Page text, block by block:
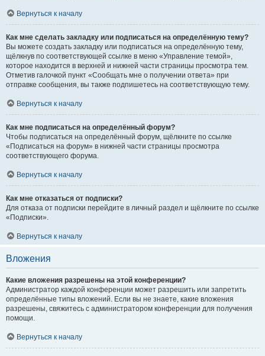
Вернуться к началу
Как мне сделать закладку или подписаться на определённую тему?
Вы можете создать закладку или подписаться на определённую тему,
щёлкнув по соответствующей ссылке в меню «Управление темой»,
которое находится в верхней и нижней части страницы просмотра тем.
Отметив галочкой пункт «Сообщать мне о получении ответа» при
отправке сообщения, вы также подпишетесь на соответствующую тему.
Вернуться к началу
Как мне подписаться на определённый форум?
Чтобы подписаться на определённый форум, щёлкните по ссылке
«Подписаться на форум» в нижней части страницы просмотра
соответствующего форума.
Вернуться к началу
Как мне отказаться от подписки?
Для отказа от подписки перейдите в личный раздел и щёлкните по ссылке
«Подписки».
Вернуться к началу
Вложения
Какие вложения разрешены на этой конференции?
Администратор каждой конференции может разрешить или запретить
определённые типы вложений. Если вы не знаете, какие вложения
разрешены, свяжитесь с администратором конференции для получения
помощи.
Вернуться к началу